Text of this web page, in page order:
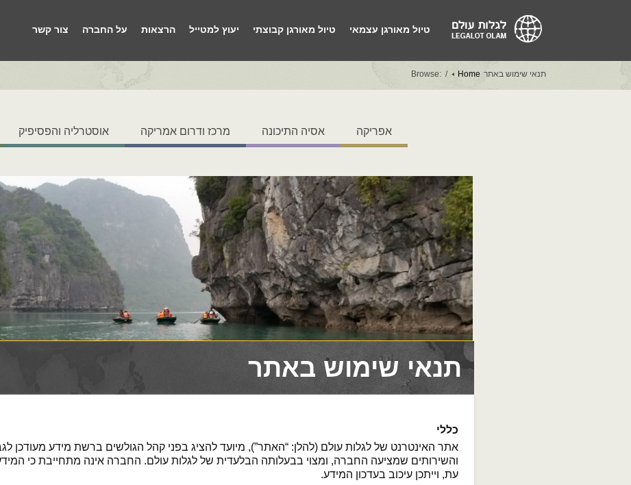
טיול מאורגן עצמאי טיול מאורגן קבוצתי יעוץ למטייל הרצאות על החברה צור קשר
Browse: Home תנאי שימוש באתר
אוסטרליה והפסיפיק מרכז ודרום אמריקה אסיה התיכונה אפריקה
תנאי שימוש באתר
כללי
אתר האינטרנט של לגלות עולם (להלן: “האתר”), מיועד להציג בפני קהל הגולשים ברשת מידע מעודכן
והשירותים שמציעה החברה, ומצוי בבעלותה הבלעדית של לגלות עולם. החברה אינה מתחייבת כי
עת, וייתכן עיכוב בעדכון המידע.